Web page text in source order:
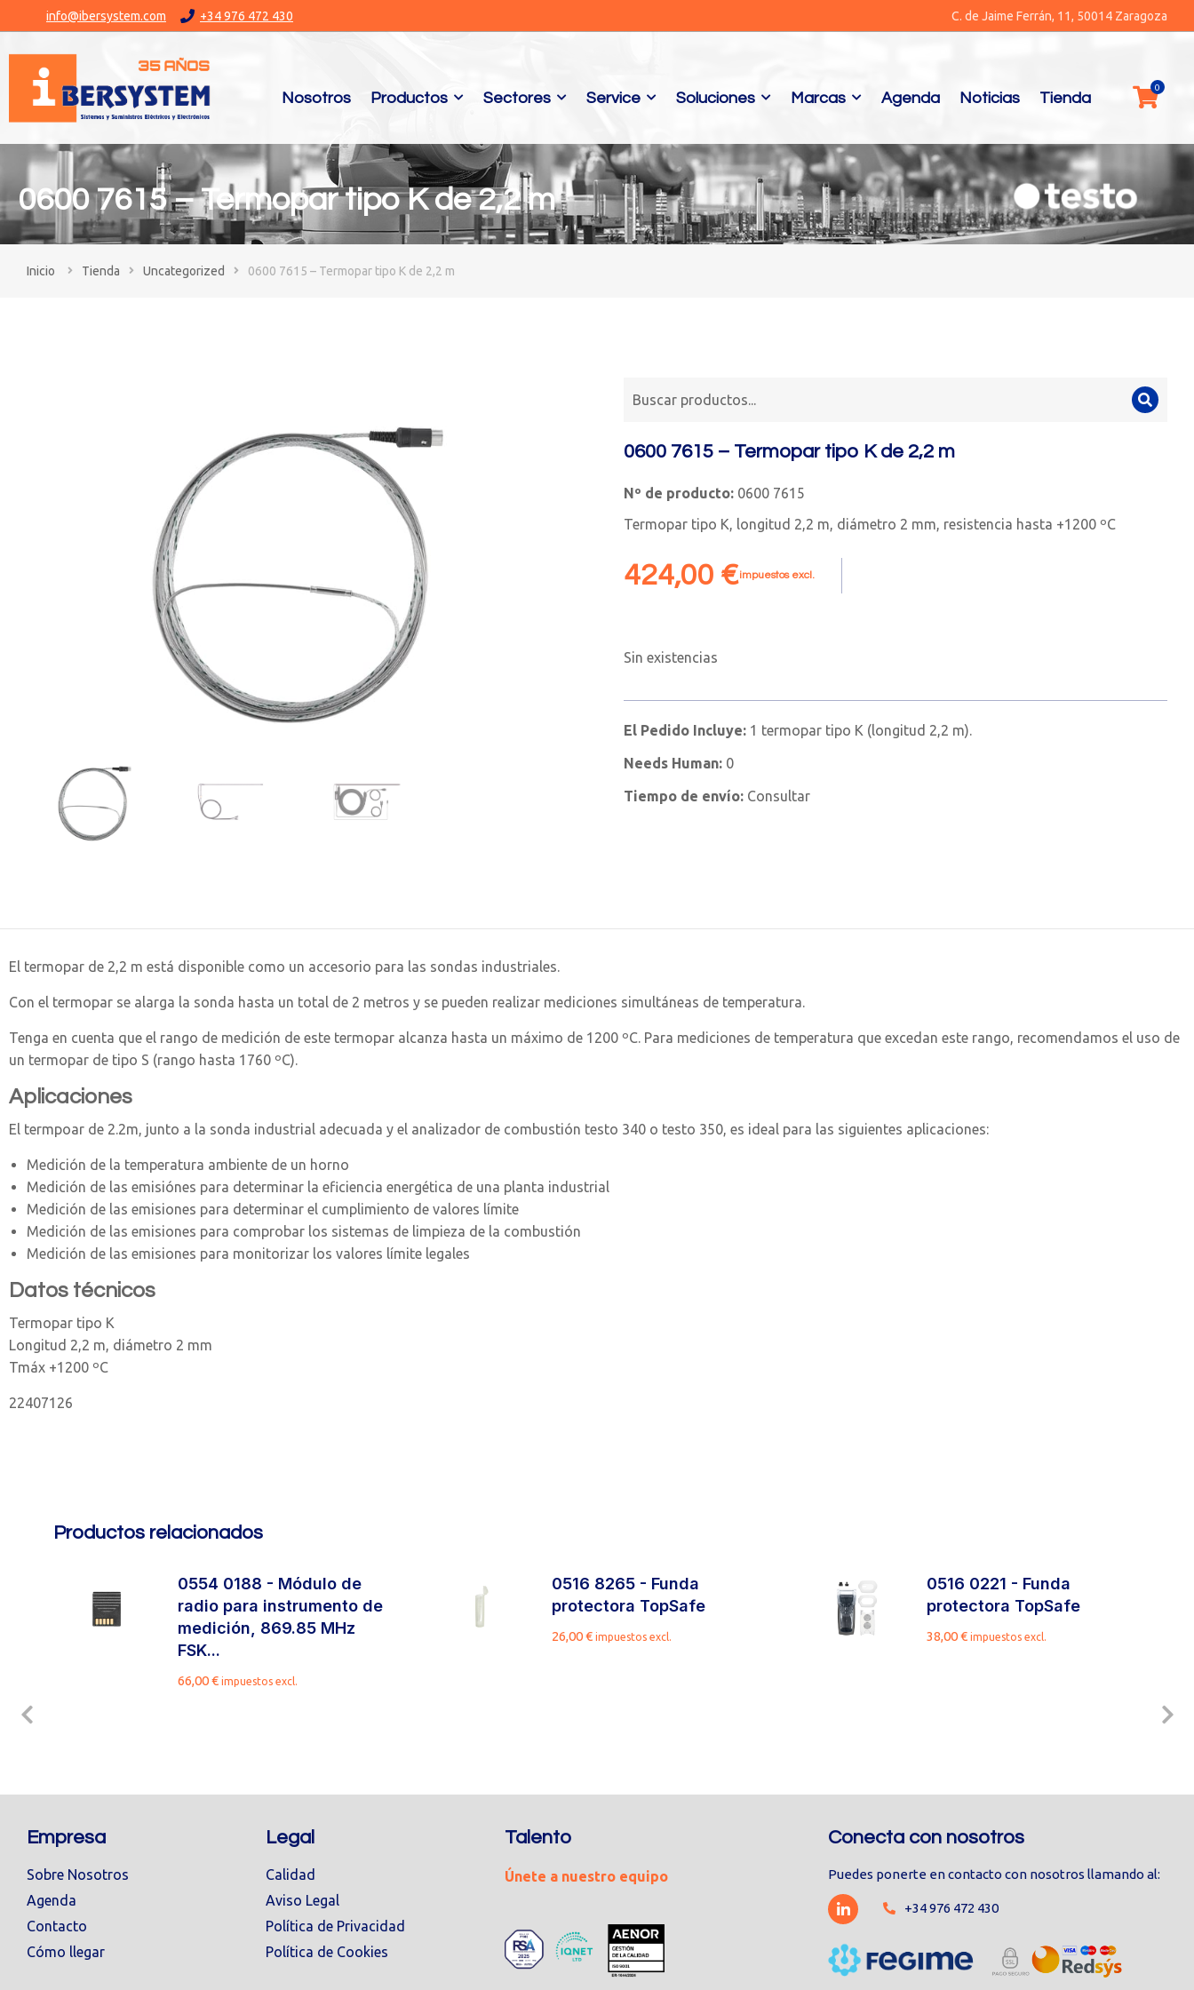
info@ibersystem.com +34 976 472 430 C. de Jaime Ferrán, 11, 50014 Zaragoza
Nosotros Productos Sectores Service Soluciones Marcas Agenda Noticias Tienda
0600 7615 – Termopar tipo K de 2,2 m
You are here:
Tienda Uncategorized 0600 7615 – Termopar tipo K de 2,2 m
0600 7615 – Termopar tipo K de 2,2 m
Nº de producto: 0600 7615
Termopar tipo K, longitud 2,2 m, diámetro 2 mm, resistencia hasta +1200 ºC
424,00 €impuestos excl.
Sin existencias
El Pedido Incluye: 1 termopar tipo K (longitud 2,2 m).
Needs Human: 0
Tiempo de envío: Consultar
El termopar de 2,2 m está disponible como un accesorio para las sondas industriales.
Con el termopar se alarga la sonda hasta un total de 2 metros y se pueden realizar mediciones simultáneas de temperatura.
Tenga en cuenta que el rango de medición de este termopar alcanza hasta un máximo de 1200 ºC. Para mediciones de temperatura que excedan este rango, recomendamos el uso de
un termopar de tipo S (rango hasta 1760 ºC).
Aplicaciones
El termpoar de 2.2m, junto a la sonda industrial adecuada y el analizador de combustión testo 340 o testo 350, es ideal para las siguientes aplicaciones:
Medición de la temperatura ambiente de un horno
Medición de las emisiónes para determinar la eficiencia energética de una planta industrial
Medición de las emisiones para determinar el cumplimiento de valores límite
Medición de las emisiones para comprobar los sistemas de limpieza de la combustión
Medición de las emisiones para monitorizar los valores límite legales
Datos técnicos
Termopar tipo K
Longitud 2,2 m, diámetro 2 mm
Tmáx +1200 ºC
22407126
Productos relacionados
0554 0188 - Módulo de
radio para instrumento de
medición, 869.85 MHz
FSK...
66,00€ impuestos excl.
0516 8265 - Funda
protectora TopSafe
26,00€ impuestos excl.
0516 0221 - Funda
protectora TopSafe
38,00€ impuestos excl.
Empresa
Sobre Nosotros
Agenda
Contacto
Cómo llegar
Legal
Calidad
Aviso Legal
Política de Privacidad
Política de Cookies
Talento
Únete a nuestro equipo
Conecta con nosotros
Puedes ponerte en contacto con nosotros llamando al:
+34 976 472 430